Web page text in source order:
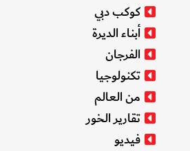
كوكب دبي
أبناء الديرة
الفرجان
تكنولوجيا
من العالم
تقارير الخور
فيديو